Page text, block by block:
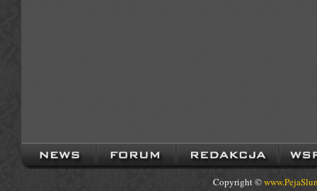
Copyright ©